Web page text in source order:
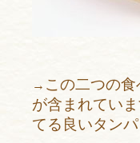
→ この二つの
が含まれてい
てる良いタン